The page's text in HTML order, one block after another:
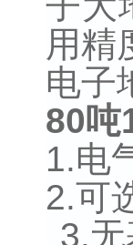
用精
电子
80吨
1.电
2.可
3.